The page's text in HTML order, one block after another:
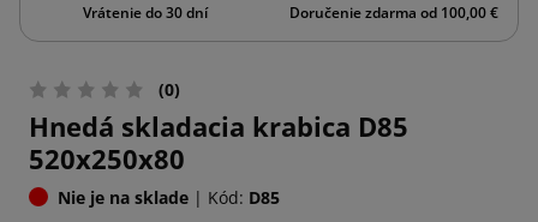
Vrátenie do 30 dní Doručenie zdarma od 100,00 €
(0)
Hnedá skladacia krabica D85
520x250x80
Nie je na sklade | Kód: D85